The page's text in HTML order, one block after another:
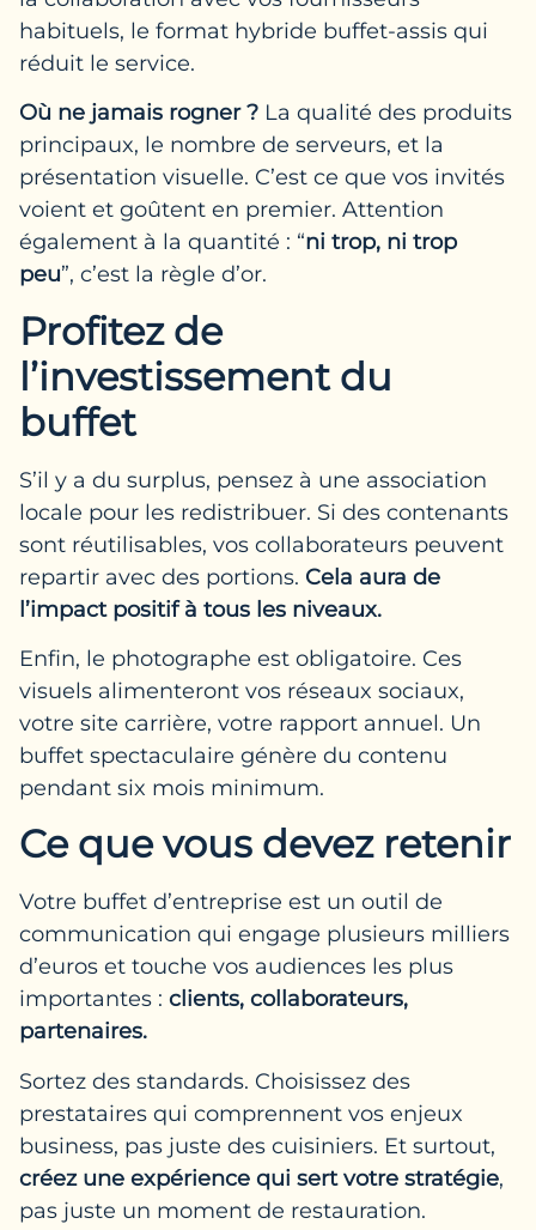
habituels, le format hybride buffet-assis qui
réduit le service.
Où ne jamais rogner ? La qualité des produits
principaux, le nombre de serveurs, et la
présentation visuelle. C’est ce que vos invités
voient et goûtent en premier. Attention
également à la quantité : “ni trop, ni trop
peu”, c’est la règle d’or.
Profitez de
l’investissement du
buffet
S’il y a du surplus, pensez à une association
locale pour les redistribuer. Si des contenants
sont réutilisables, vos collaborateurs peuvent
repartir avec des portions. Cela aura de
l’impact positif à tous les niveaux.
Enfin, le photographe est obligatoire. Ces
visuels alimenteront vos réseaux sociaux,
votre site carrière, votre rapport annuel. Un
buffet spectaculaire génère du contenu
pendant six mois minimum.
Ce que vous devez retenir
Votre buffet d’entreprise est un outil de
communication qui engage plusieurs milliers
d’euros et touche vos audiences les plus
importantes : clients, collaborateurs,
partenaires.
Sortez des standards. Choisissez des
prestataires qui comprennent vos enjeux
business, pas juste des cuisiniers. Et surtout,
créez une expérience qui sert votre stratégie,
pas juste un moment de restauration.